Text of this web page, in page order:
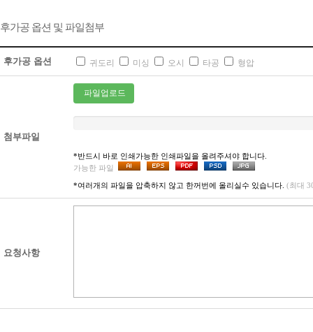
후가공 옵션 및 파일첨부
후가공 옵션 귀도리 미싱 오시 타공 형압
첨부파일
파일업로드
*반드시 바로 인쇄가능한 인쇄파일을 올려주셔야 합니다.
가능한 파일
*여러개의 파일을 압축하지 않고 한꺼번에 올리실수 있습니다. (최대
요청사항